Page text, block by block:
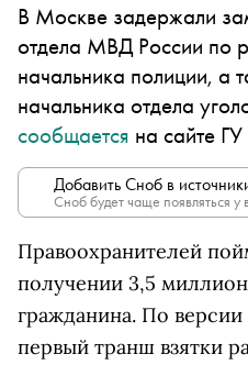
В Москве задержали
отдела МВД России по
начальника полиции, а
начальника отдела
сообщается на сайте
Добавить Сноб в
Сноб будет чаще появляться у
Правоохранителей
получении 3,5
гражданина. По
первый транш взятки